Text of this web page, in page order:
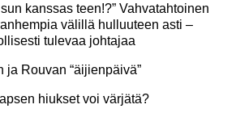
kanssas teen!?” Vahvatahtoinen
välillä hulluuteen asti –
tulevaa johtajaa
ja Rouvan “äijienpäivä”
hiukset voi värjätä?